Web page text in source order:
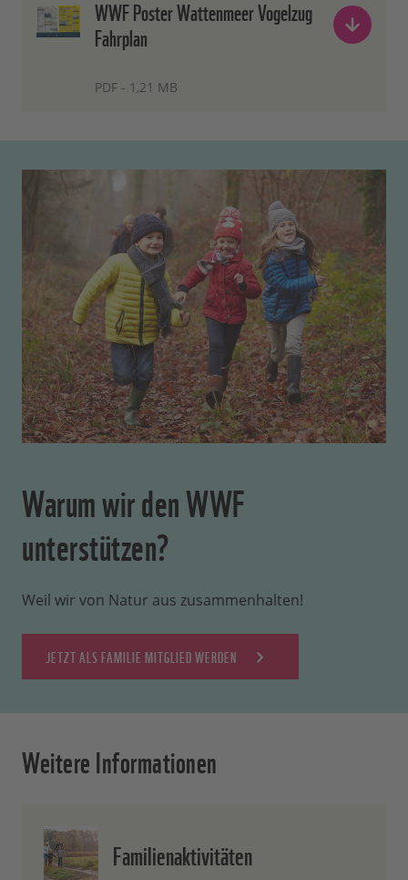
WWF Poster Wattenmeer Vogelzug
Fahrplan
PDF - 1,21 MB
Warum wir den WWF
unterstützen?
Weil wir von Natur aus zusammenhalten!
JETZT ALS FAMILIE MITGLIED WERDEN
Weitere Informationen
Familienaktivitäten